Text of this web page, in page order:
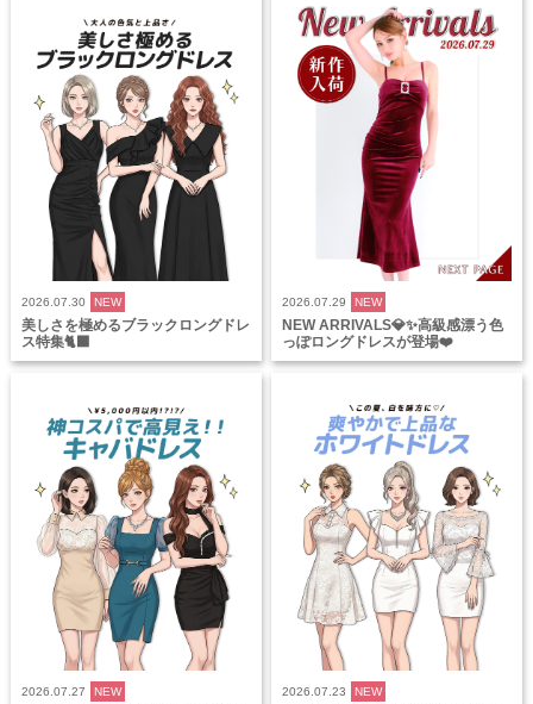
2026.07.30 NEW
美しさを極めるブラックロングドレ
ス特集🐈‍⬛
2026.07.29 NEW
NEW ARRIVALS💎✨高級感漂う色
っぽロングドレスが登場❤️
2026.07.27 NEW 2026.07.23 NEW